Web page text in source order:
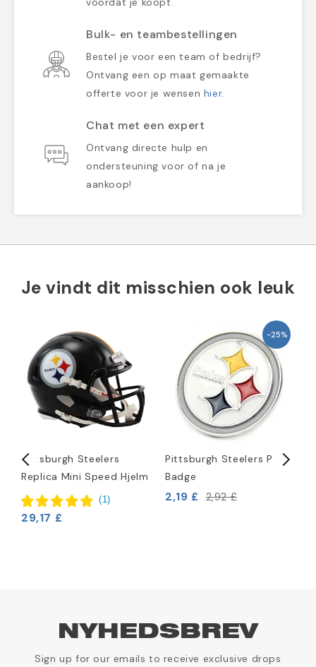
Bulk- en teambestellingen
Bestel je voor een team of bedrijf?
Ontvang een op maat gemaakte
offerte voor je wensen hier.
Chat met een expert
Ontvang directe hulp en
ondersteuning voor of na je
aankoop!
Je vindt dit misschien ook leuk
Pittsburgh Steelers
Replica Mini Speed Hjelm
(1)
29,17 £
-25%
Pittsburgh Steelers Pin
Badge
2,19 £ 2,92 £
NYHEDSBREV
Sign up for our emails to receive exclusive drops